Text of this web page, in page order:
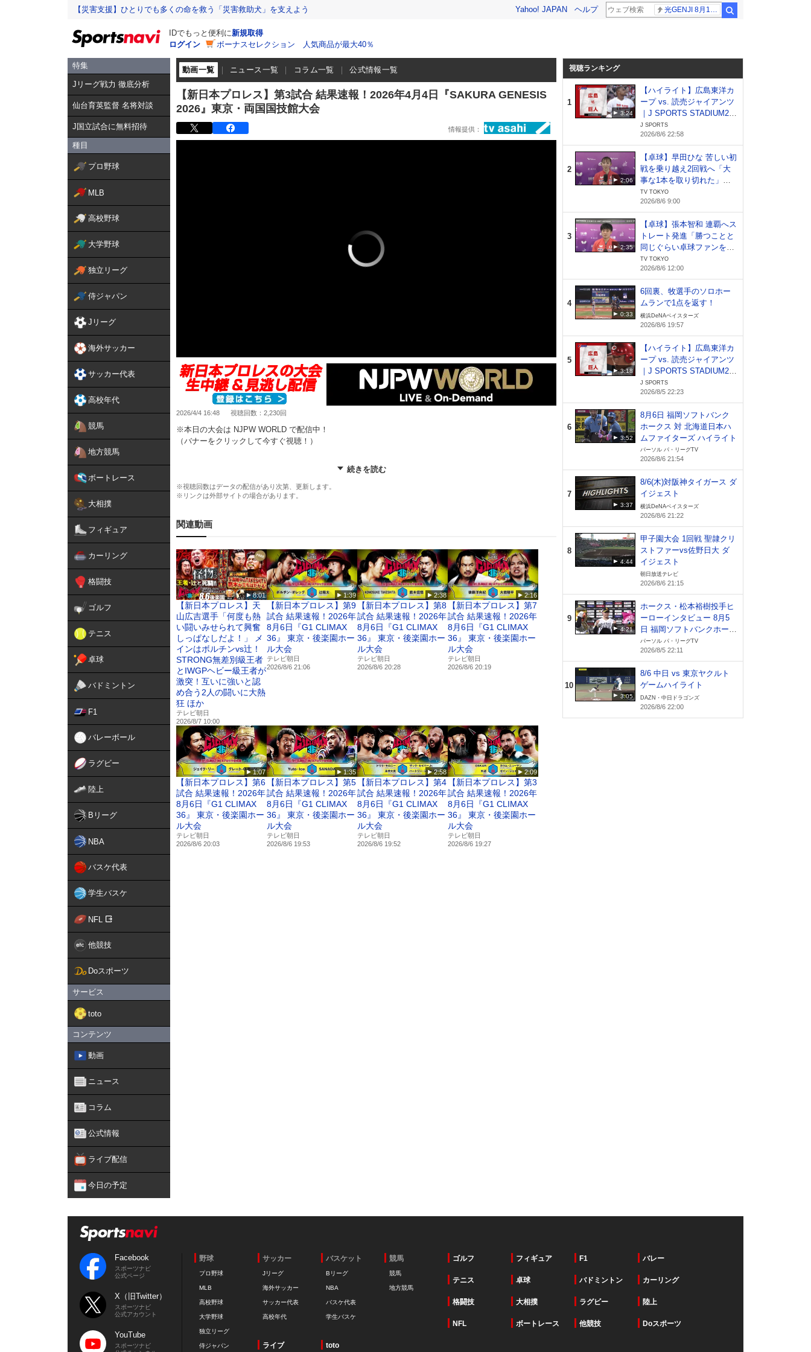
【災害支援】ひとりでも多くの命を救う「災害救助犬」を支えよう Yahoo! JAPAN ヘルプ
IDでもっと便利に新規取得
ログイン
ボーナスセレクション 人気商品が最大40％
特集
Jリーグ戦力 徹底分析
仙台育英監督 名将対談
J国立試合に無料招待
種目
プロ野球
MLB
高校野球
大学野球
独立リーグ
侍ジャパン
Jリーグ
海外サッカー
サッカー代表
高校年代
競馬
地方競馬
ボートレース
大相撲
フィギュア
カーリング
格闘技
ゴルフ
テニス
卓球
バドミントン
F1
バレーボール
ラグビー
陸上
Bリーグ
NBA
バスケ代表
学生バスケ
NFL
他競技
Doスポーツ
サービス
toto
コンテンツ
動画
ニュース
コラム
公式情報
ライブ配信
今日の予定
動画一覧 ニュース一覧 コラム一覧 公式情報一覧
【新日本プロレス】第3試合 結果速報！2026年4月4日『SAKURA GENESIS
2026』東京・両国国技館大会
2026/4/4 16:48 視聴回数：2,230回
※本日の大会は NJPW WORLD で配信中！
（バナーをクリックして今すぐ視聴！）
矢野通 & YOH & タイガーマスク & ウルフアロン ◯ vs × 金丸義信 & SHO & DOUKI & ドン・ファレ
（7分12秒）逆三角締め
登録＆視聴⇒
『NJPW WORLD for Prime Video』の加入はこちら
⇒https://www.amazon.co.jp/channels/njpwworldjp
《初回7日間無料》
★NJPW WORLD 公式SNS
X -https://twitter.com/njpwworld
Facebook -https://www.facebook.com/njpwworld1972/
Instagram - https://www.instagram.com/njpwworld_official/
TikTok -https://www.tiktok.com/@njpwworld
続きを読む
※視聴回数はデータの配信があり次第、更新します。
※リンクは外部サイトの場合があります。
関連動画
8:01
【新日本プロレス】天
山広吉選手「何度も熱
い闘いみせられて興奮
しっぱなしだよ！」 メ
インはボルチンvs辻！
STRONG無差別級王者
とIWGPヘビー級王者が
激突！互いに強いと認
め合う2人の闘いに大熱
狂 ほか
テレビ朝日
2026/8/7 10:00
1:39
【新日本プロレス】第9
試合 結果速報！2026年
8月6日『G1 CLIMAX
36』 東京・後楽園ホー
ル大会
テレビ朝日
2026/8/6 21:06
2:38
【新日本プロレス】第8
試合 結果速報！2026年
8月6日『G1 CLIMAX
36』 東京・後楽園ホー
ル大会
テレビ朝日
2026/8/6 20:28
2:16
【新日本プロレス】第7
試合 結果速報！2026年
8月6日『G1 CLIMAX
36』 東京・後楽園ホー
ル大会
テレビ朝日
2026/8/6 20:19
1:07
【新日本プロレス】第6
試合 結果速報！2026年
8月6日『G1 CLIMAX
36』 東京・後楽園ホー
ル大会
テレビ朝日
2026/8/6 20:03
1:35
【新日本プロレス】第5
試合 結果速報！2026年
8月6日『G1 CLIMAX
36』 東京・後楽園ホー
ル大会
テレビ朝日
2026/8/6 19:53
2:58
【新日本プロレス】第4
試合 結果速報！2026年
8月6日『G1 CLIMAX
36』 東京・後楽園ホー
ル大会
テレビ朝日
2026/8/6 19:52
2:09
【新日本プロレス】第3
試合 結果速報！2026年
8月6日『G1 CLIMAX
36』 東京・後楽園ホー
ル大会
テレビ朝日
2026/8/6 19:27
視聴ランキング
1
3:24
【ハイライト】広島東洋カ
ープ vs. 読売ジャイアンツ
｜J SPORTS STADIUM20
26（8月6日）
J SPORTS
2026/8/6 22:58
2
2:06
【卓球】早田ひな 苦しい初
戦を乗り越え2回戦へ「大
事な1本を取り切れた」日
本開催でファンへ恩返し｜
WTTチャンピオンズ横浜20
26
TV TOKYO
2026/8/6 9:00
3
2:35
【卓球】張本智和 連覇へス
トレート発進「勝つことと
同じぐらい卓球ファンを増
やしたい」｜WTTチャンピ
オンズ横浜2026
TV TOKYO
2026/8/6 12:00
4
0:33
6回裏、牧選手のソロホー
ムランで1点を返す！
横浜DeNAベイスターズ
2026/8/6 19:57
5
3:18
【ハイライト】広島東洋カ
ープ vs. 読売ジャイアンツ
｜J SPORTS STADIUM20
26（8月5日）
J SPORTS
2026/8/5 22:23
6
3:52
8月6日 福岡ソフトバンク
ホークス 対 北海道日本ハ
ムファイターズ ハイライト
パーソル パ・リーグTV
2026/8/6 21:54
7
3:37
8/6(木)対阪神タイガース ダ
イジェスト
横浜DeNAベイスターズ
2026/8/6 21:22
8
4:44
甲子園大会 1回戦 聖隷クリ
ストファーvs佐野日大 ダ
イジェスト
朝日放送テレビ
2026/8/6 21:15
9
4:21
ホークス・松本裕樹投手ヒ
ーローインタビュー 8月5
日 福岡ソフトバンクホーク
ス 対 北海道日本ハムファ
イターズ
パーソル パ・リーグTV
2026/8/5 22:11
10
3:05
8/6 中日 vs 東京ヤクルト
ゲームハイライト
DAZN・中日ドラゴンズ
2026/8/6 22:00
Facebook
スポーツナビ
公式ページ
X（旧Twitter）
スポーツナビ
公式アカウント
YouTube
スポーツナビ
野球
プロ野球
MLB
高校野球
大学野球
独立リーグ
侍ジャパン
サッカー
Jリーグ
海外サッカー
サッカー代表
高校年代
バスケット
Bリーグ
NBA
バスケ代表
学生バスケ
競馬
競馬
地方競馬
ゴルフ フィギュア F1 バレー
テニス 卓球 バドミントン カーリング
格闘技 大相撲 ラグビー 陸上
NFL ボートレース 他競技 Doスポーツ
ライブ toto